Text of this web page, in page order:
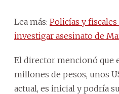
Lea más: Policías y
investigar asesinato de
El director mencionó que
millones de pesos, unos
actual, es inicial y podría